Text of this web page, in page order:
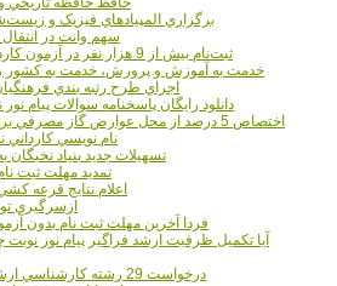
برگزاري المپيادهاي فيزيک و
سهم وانت در
ثبت‌نام بيش از 9 هزار نفر در آزمون کارداني فني و حرفه‌اي
خدمت به آموزش و پرورش، خدمت به کشور
اجراي طرح رتبه بندي
دانلود رایگان پاسخنامه سوالات پیام نور
اختصاص 5 درصد از محل عوارض گاز مصرفي براي نوسازي مدارس
نام نويسي کارداني
تسهيلات جديد بنياد نخبگان
تمديد مهلت ثبت
اعلام نتايج قرعه
ازسرگيري
فردا آخرین مهلت ثبت نام بدون
آیا تکمیل ظرفیت ارشد فراگیر پیام نور
درخواست 29 رشته کارشناسي ارشد بررسي مي شود